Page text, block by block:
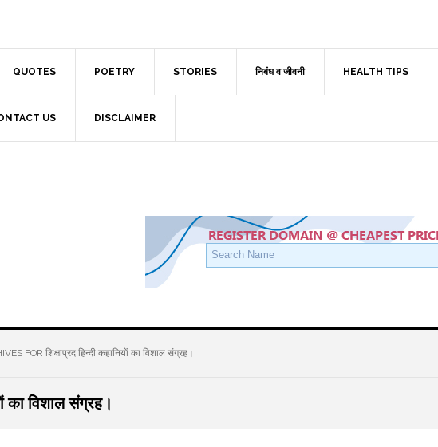
QUOTES POETRY STORIES निबंध व जीवनी HEALTH TIPS
US DISCLAIMER
FOR शिक्षाप्रद हिन्दी कहानियाें का विशाल संग्रह।
का विशाल संग्रह।